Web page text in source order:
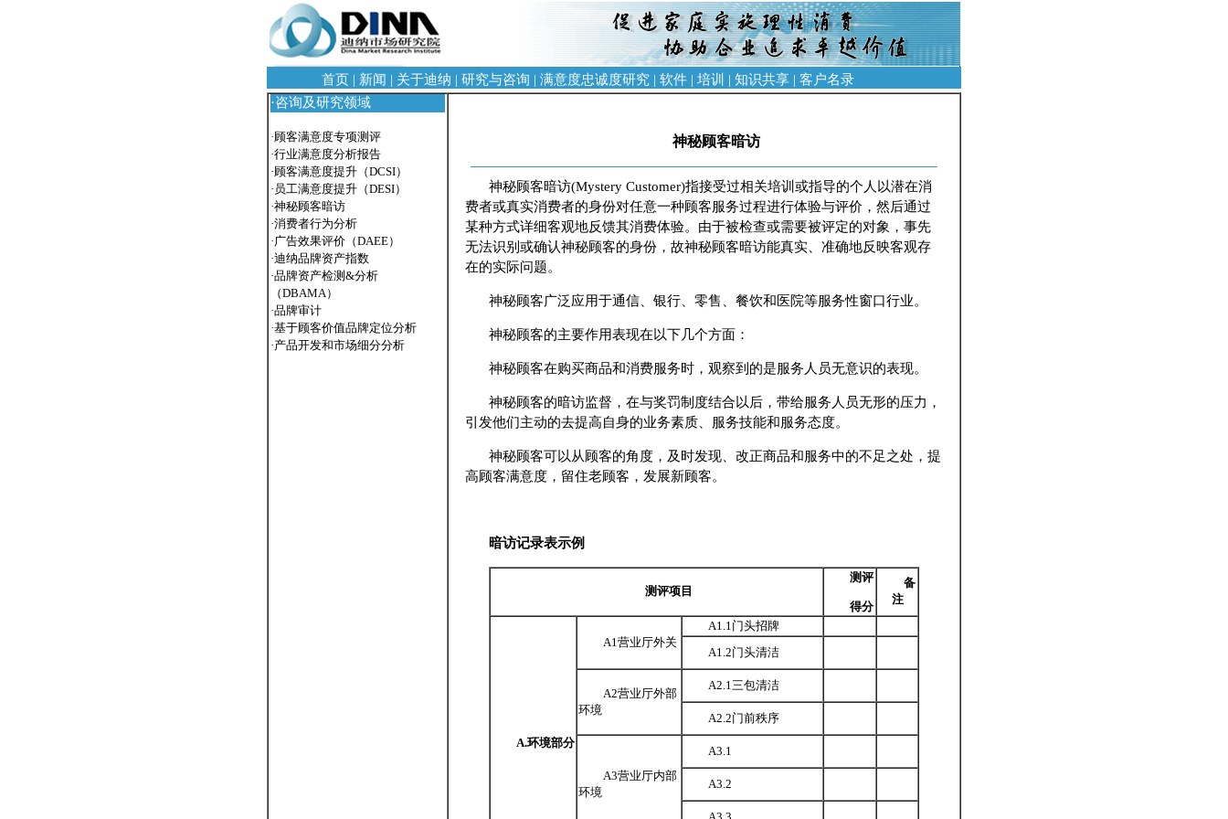
首页 | 新闻 | 关于迪纳 | 研究与咨询 | 满意度忠诚度研究 | 软件 | 培训 | 知识共享 | 客户名录
·咨询及研究领域
·顾客满意度专项测评
·行业满意度分析报告
·顾客满意度提升（DCSI）
· 员工满意度提升（DESI）
·神秘顾客暗访
·消费者行为分析
·广告效果评价（DAEE）
·迪纳品牌资产指数
·品牌资产检测&分析
（DBAMA）
·品牌审计
·基于顾客价值品牌定位分析
·产品开发和市场细分分析
神秘顾客暗访
神秘顾客暗访(Mystery Customer)指接受过相关培训或指导的个人以潜在消
费者或真实消费者的身份对任意一种顾客服务过程进行体验与评价，然后通过
某种方式详细客观地反馈其消费体验。由于被检查或需要被评定的对象，事先
无法识别或确认神秘顾客的身份，故神秘顾客暗访能真实、准确地反映客观存
在的实际问题。
神秘顾客广泛应用于通信、银行、零售、餐饮和医院等服务性窗口行业。
神秘顾客的主要作用表现在以下几个方面：
神秘顾客在购买商品和消费服务时，观察到的是服务人员无意识的表现。
神秘顾客的暗访监督，在与奖罚制度结合以后，带给服务人员无形的压力，
引发他们主动的去提高自身的业务素质、服务技能和服务态度。
神秘顾客可以从顾客的角度，及时发现、改正商品和服务中的不足之处，提
高顾客满意度，留住老顾客，发展新顾客。
暗访记录表示例
测评项目
测评
得分
备
注
A.环境部分
A1营业厅外关
A1.1门头招牌
A1.2门头清洁
A2营业厅外部
环境
A2.1三包清洁
A2.2门前秩序
A3营业厅内部
环境
A3.1
A3.2